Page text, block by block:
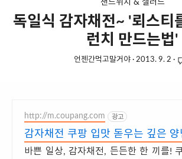
샌드위치 & 샐러드
독일식 감자채전~ '뢰스티
런치 만드는법'
언젠간먹고말거야· 2013. 9. 2 ·
http://m.coupang.com 광고
감자채전 쿠팡 입맛 돋우는 깊은 양
바쁜 일상, 감자채전, 든든한 한 끼를!